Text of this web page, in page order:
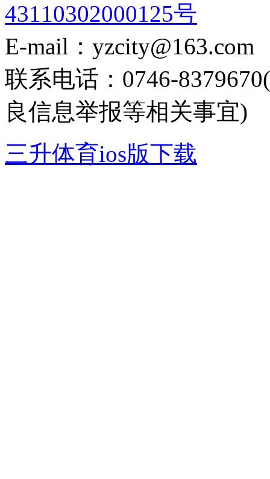
43110302000125号
E-mail：yzcity@163.com
联系电话：0746-
良信息举报等相关事宜)
三升体育ios版下载